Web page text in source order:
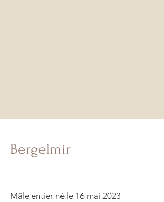
Bergelmir
Mâle entier né le 16 mai 2023